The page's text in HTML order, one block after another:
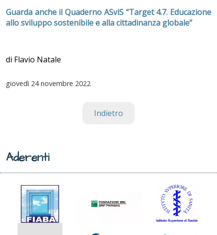
Guarda anche il Quaderno ASviS “Target 4.7. Educazione
allo sviluppo sostenibile e alla cittadinanza globale”
di Flavio Natale
giovedì 24 novembre 2022
Indietro
Aderenti